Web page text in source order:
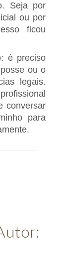
Seja por
ou por
ficou
é preciso
ou o
legais.
conversar
para